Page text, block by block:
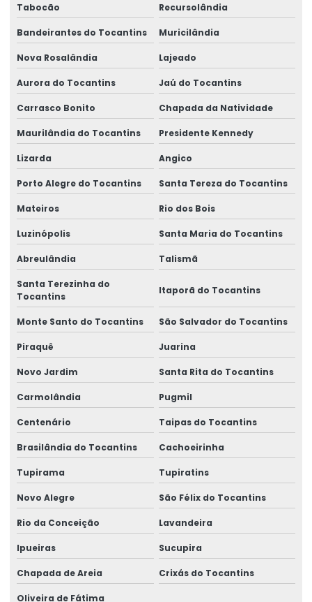
Tabocão Recursolândia
Bandeirantes do Tocantins Muricilândia
Nova Rosalândia Lajeado
Aurora do Tocantins Jaú do Tocantins
Carrasco Bonito Chapada da Natividade
Maurilândia do Tocantins Presidente Kennedy
Lizarda Angico
Porto Alegre do Tocantins Santa Tereza do Tocantins
Mateiros Rio dos Bois
Luzinópolis Santa Maria do Tocantins
Abreulândia Talismã
Santa Terezinha do
Tocantins
Itaporã do Tocantins
Monte Santo do Tocantins São Salvador do Tocantins
Piraquê Juarina
Novo Jardim Santa Rita do Tocantins
Carmolândia Pugmil
Centenário Taipas do Tocantins
Brasilândia do Tocantins Cachoeirinha
Tupirama Tupiratins
Novo Alegre São Félix do Tocantins
Rio da Conceição Lavandeira
Ipueiras Sucupira
Chapada de Areia Crixás do Tocantins
Oliveira de Fátima